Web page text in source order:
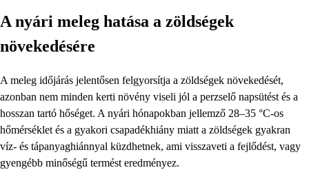
A nyári meleg hatása a zöldségek
növekedésére
A meleg időjárás jelentősen felgyorsítja a zöldségek növekedését,
azonban nem minden kerti növény viseli jól a perzselő napsütést és a
hosszan tartó hőséget. A nyári hónapokban jellemző 28–35 °C-os
hőmérséklet és a gyakori csapadékhiány miatt a zöldségek gyakran
víz- és tápanyaghiánnyal küzdhetnek, ami visszaveti a fejlődést, vagy
gyengébb minőségű termést eredményez.